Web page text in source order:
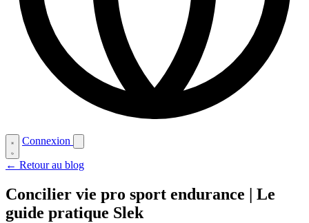
Connexion
← Retour au blog
Concilier vie pro sport endurance | Le
guide pratique Slek